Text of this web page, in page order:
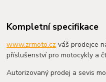
Kompletní specifikace
www.zrmoto.cz váš prodejce
příslušenství pro motocykly a
Autorizovaný prodej a sevis